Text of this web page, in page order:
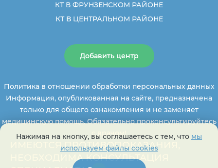
КТ В ФРУНЗЕНСКОМ РАЙОНЕ
КТ В ЦЕНТРАЛЬНОМ РАЙОНЕ
Добавить центр
Политика в отношении обработки персональных данных
Информация, опубликованная на сайте, предназначена
только для общего ознакомления и не заменяет
медицинскую помощь. Обязательно проконсультируйтесь
ИМЕЮТСЯ ПРОТИВОПОКАЗАНИЯ,
НЕОБХОДИМА КОНСУЛЬТАЦИЯ
Нажимая на кнопку, вы соглашаетесь с тем, что мы
используем файлы cookies